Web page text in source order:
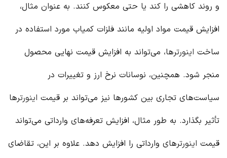
و روند کاهشی را کند یا حتی معکوس کنند. به عنوان مثال،
افزایش قیمت مواد اولیه مانند فلزات کمیاب مورد استفاده در
ساخت اینورترها، می‌تواند به افزایش قیمت نهایی محصول
منجر شود. همچنین، نوسانات نرخ ارز و تغییرات در
سیاست‌های تجاری بین کشورها نیز می‌تواند بر قیمت اینورترها
تأثیر بگذارد. به طور مثال، افزایش تعرفه‌های وارداتی می‌تواند
قیمت اینورترهای وارداتی را افزایش دهد. علاوه بر این، تقاضای